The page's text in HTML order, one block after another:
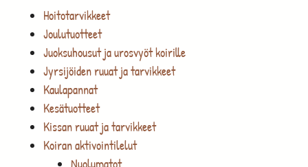
Hoitotarvikkeet
Joulutuotteet
Juoksuhousut ja urosvyöt koirille
Jyrsijöiden ruuat ja tarvikkeet
Kaulapannat
Kesätuotteet
Kissan ruuat ja tarvikkeet
Koiran aktivointilelut